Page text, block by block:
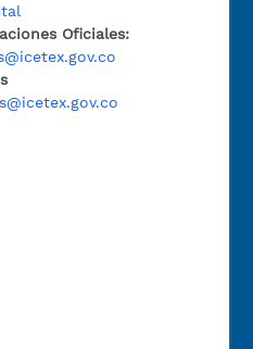
Oficiales: